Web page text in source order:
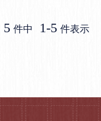
5 件中 1-5 件表示